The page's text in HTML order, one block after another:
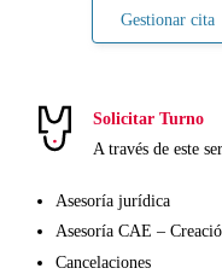
Gestionar cita
Solicitar Turno
A través de este
Asesoría jurídica
Asesoría CAE –
Cancelaciones